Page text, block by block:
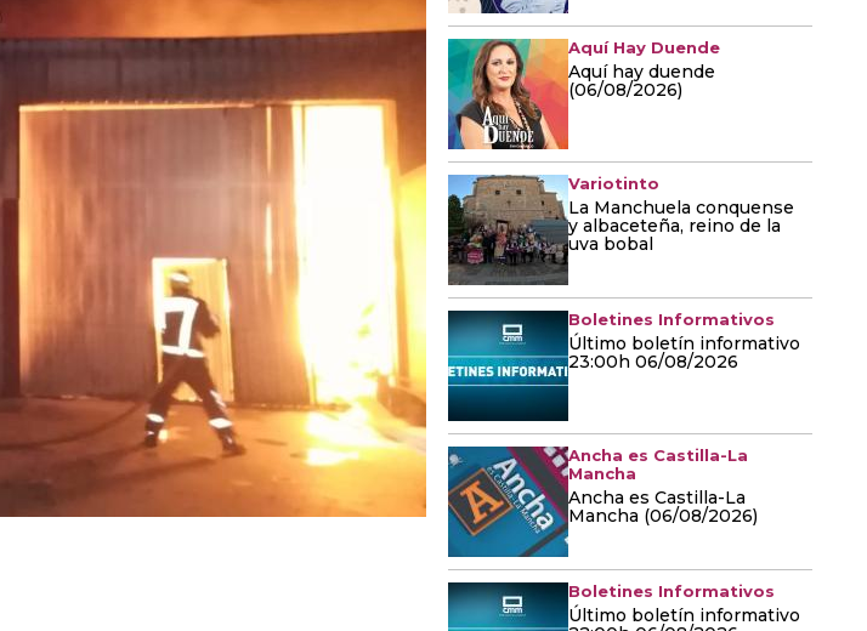
Aquí Hay Duende
Aquí hay duende
(06/08/2026)
Variotinto
La Manchuela conquense
y albaceteña, reino de la
uva bobal
Boletines Informativos
Último boletín informativo
23:00h 06/08/2026
Ancha es Castilla-La
Mancha
Ancha es Castilla-La
Mancha (06/08/2026)
Boletines Informativos
Último boletín informativo